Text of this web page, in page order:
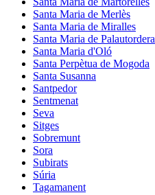
Santa Maria de Merlès
Santa Maria de Miralles
Santa Maria de Palautordera
Santa Maria d'Oló
Santa Perpètua de Mogoda
Santa Susanna
Santpedor
Sentmenat
Seva
Sitges
Sobremunt
Sora
Subirats
Súria
Tagamanent